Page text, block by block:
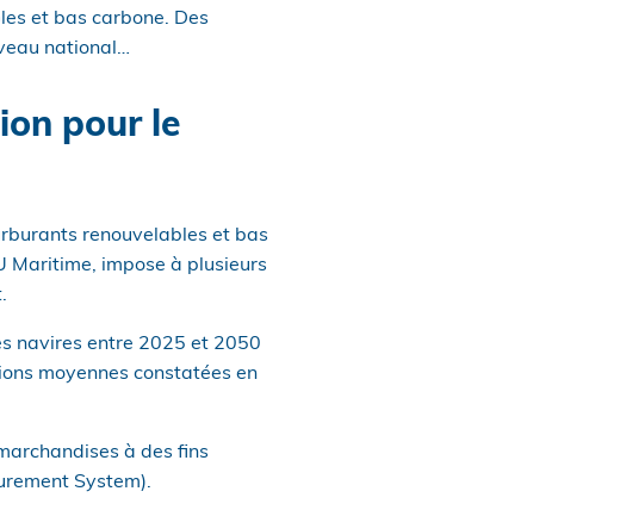
et bas carbone. Des
national…
pour le
renouvelables et bas
Maritime, impose à plusieurs
navires entre 2025 et 2050
moyennes constatées en
à des fins
System).